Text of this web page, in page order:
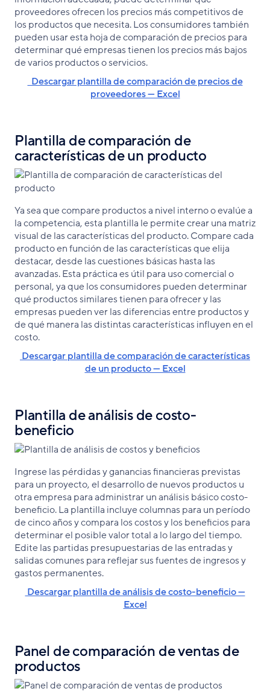
proveedores ofrecen los precios más competitivos de
los productos que necesita. Los consumidores también
pueden usar esta hoja de comparación de precios para
determinar qué empresas tienen los precios más bajos
de varios productos o servicios.
‌ Descargar plantilla de comparación de precios de
proveedores — Excel
Plantilla de comparación de
características de un producto
Ya sea que compare productos a nivel interno o evalúe a
la competencia, esta plantilla le permite crear una matriz
visual de las características del producto. Compare cada
producto en función de las características que elija
destacar, desde las cuestiones básicas hasta las
avanzadas. Esta práctica es útil para uso comercial o
personal, ya que los consumidores pueden determinar
qué productos similares tienen para ofrecer y las
empresas pueden ver las diferencias entre productos y
de qué manera las distintas características influyen en el
costo.
Descargar plantilla de comparación de características
de un producto — Excel
Plantilla de análisis de costo-
beneficio
Ingrese las pérdidas y ganancias financieras previstas
para un proyecto, el desarrollo de nuevos productos u
otra empresa para administrar un análisis básico costo-
beneficio. La plantilla incluye columnas para un período
de cinco años y compara los costos y los beneficios para
determinar el posible valor total a lo largo del tiempo.
Edite las partidas presupuestarias de las entradas y
salidas comunes para reflejar sus fuentes de ingresos y
gastos permanentes.
Descargar plantilla de análisis de costo-beneficio —
Excel
Panel de comparación de ventas de
productos